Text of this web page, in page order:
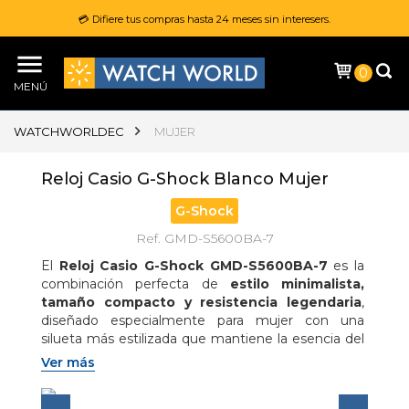
💳 Difiere tus compras hasta 24 meses sin interesers.
MENÚ
0
WATCHWORLDEC MUJER
Reloj Casio G-Shock Blanco Mujer
G-Shock
Ref. GMD-S5600BA-7
El Reloj Casio G-Shock GMD-S5600BA-7 es la
combinación perfecta de estilo minimalista,
tamaño compacto y resistencia legendaria,
diseñado especialmente para mujer con una
silueta más estilizada que mantiene la esencia del
icónico diseño 5600; su
monocromático en blanco
limpio, moderno y versátil, ideal para
Ver más